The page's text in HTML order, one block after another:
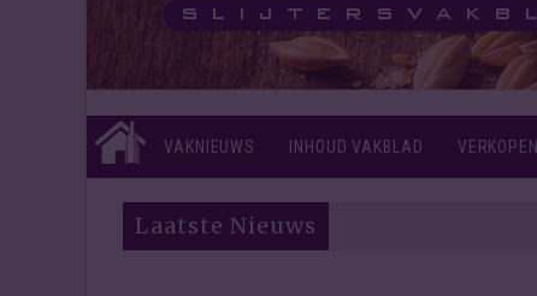
VAKNIEUWS INHOUD VAKBLAD
Laatste Nieuws